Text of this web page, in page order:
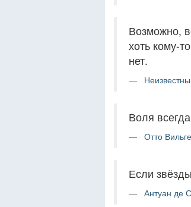
Возможно,
хоть кому-
нет.
Воля
Отто
Если
Антуан де